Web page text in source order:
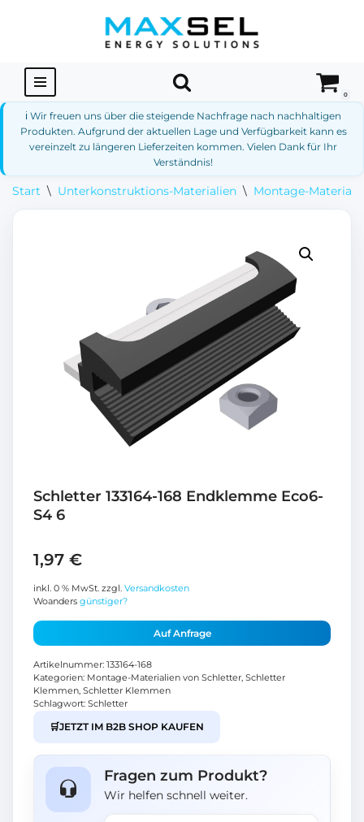
springen
0
ℹ️ Wir freuen uns über die steigende Nachfrage nach nachhaltigen
Produkten. Aufgrund der aktuellen Lage und Verfügbarkeit kann es
vereinzelt zu längeren Lieferzeiten kommen. Vielen Dank für Ihr
Verständnis!
Start \ Unterkonstruktions-Materialien \ Montage-
Schletter 133164-168 Endklemme Eco6-
S4 6
1,97 €
inkl. 0 % MwSt. zzgl. Versandkosten
Woanders günstiger?
Auf Anfrage
Artikelnummer: 133164-168
Kategorien: Montage-Materialien von Schletter, Schletter
Klemmen, Schletter Klemmen
Schlagwort: Schletter
🛒JETZT IM B2B SHOP KAUFEN
Fragen zum Produkt?
Wir helfen schnell weiter.